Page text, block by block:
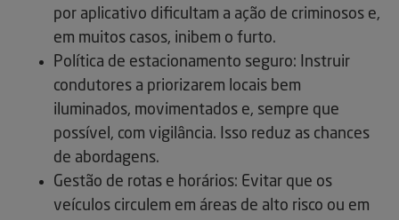
por aplicativo dificultam a ação de criminosos e,
em muitos casos, inibem o furto.
Política de estacionamento seguro: Instruir
condutores a priorizarem locais bem
iluminados, movimentados e, sempre que
possível, com vigilância. Isso reduz as chances
de abordagens.
Gestão de rotas e horários: Evitar que os
veículos circulem em áreas de alto risco ou em